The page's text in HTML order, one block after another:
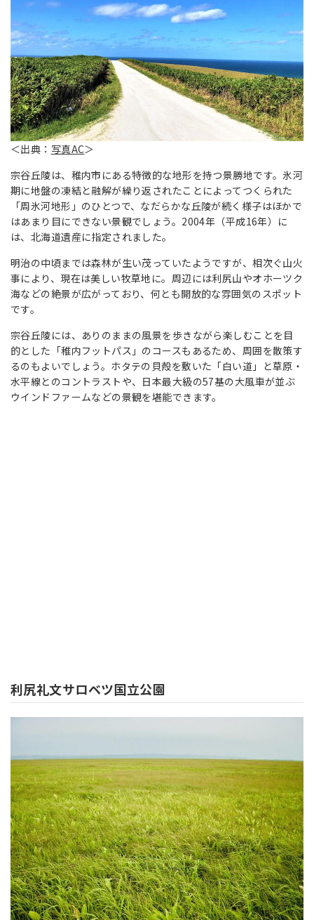
＜出典： 写真AC＞
宗谷丘陵は、稚内市にある特徴的な地形を持つ景勝地です。氷河
期に地盤の凍結と融解が繰り返されたことによってつくられた
「周氷河地形」のひとつで、なだらかな丘陵が続く様子はほかで
はあまり目にできない景観でしょう。2004年（平成16年）に
は、北海道遺産に指定されました。
明治の中頃までは森林が生い茂っていたようですが、相次ぐ山火
事により、現在は美しい牧草地に。周辺には利尻山やオホーツク
海などの絶景が広がっており、何とも開放的な雰囲気のスポット
です。
宗谷丘陵には、ありのままの風景を歩きながら楽しむことを目
的とした「稚内フットパス」のコースもあるため、周囲を散策す
るのもよいでしょう。ホタテの貝殻を敷いた「白い道」と草原・
水平線とのコントラストや、日本最大級の57基の大風車が並ぶ
ウインドファームなどの景観を堪能できます。
利尻礼文サロベツ国立公園